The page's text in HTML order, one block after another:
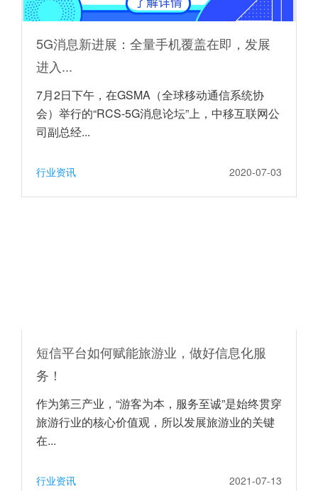
5G消息新进展：全量手机覆盖在即，发展
进入...
7月2日下午，在GSMA（全球移动通信系统协
会）举行的“RCS-5G消息论坛”上，中移互联网公
司副总经...
行业资讯 2020-07-03
短信平台如何赋能旅游业，做好信息化服
务！
作为第三产业，“游客为本，服务至诚”是始终贯穿
旅游行业的核心价值观，所以发展旅游业的关键
在...
行业资讯 2021-07-13